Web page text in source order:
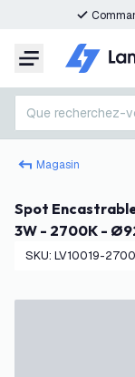
Menu
Que recherchez-
Magasin
Spot Encastrable LED - Dimmable - Blanc - Tokyo -
3W - 2700K -
SKU: LV10019-